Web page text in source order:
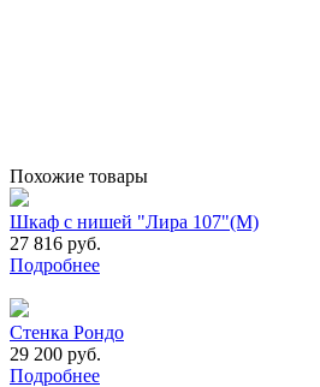
Похожие товары
Шкаф с нишей "Лира 107"(М)
27 816 руб.
Подробнее
Стенка Рондо
29 200 руб.
Подробнее